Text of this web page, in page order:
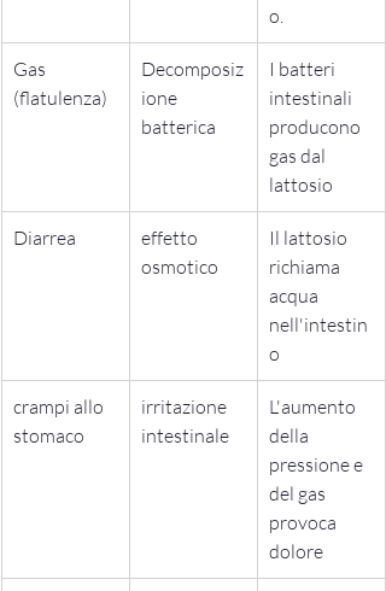
o.
Gas
(flatulenza)
Decomposiz
ione
batterica
I batteri
intestinali
producono
gas dal
lattosio
Diarrea
effetto
osmotico
Il lattosio
richiama
acqua
nell'intestin
o
crampi allo
stomaco
irritazione
intestinale
L'aumento
della
pressione e
del gas
provoca
dolore